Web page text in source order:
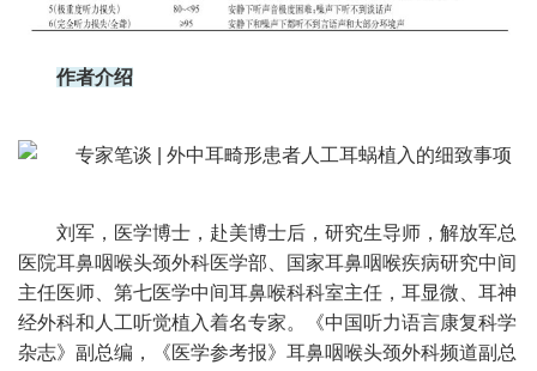
作者介绍
刘军，医学博士，赴美博士后，研究生导师，解放军总
医院耳鼻咽喉头颈外科医学部、国家耳鼻咽喉疾病研究中间
主任医师、第七医学中间耳鼻喉科科室主任，耳显微、耳神
经外科和人工听觉植入着名专家。《中国听力语言康复科学
杂志》副总编，《医学参考报》耳鼻咽喉头颈外科频道副总